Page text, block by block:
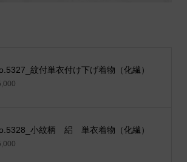
紋付単衣付け下げ着物（化繊）
小紋柄 絽 単衣着物（化繊）